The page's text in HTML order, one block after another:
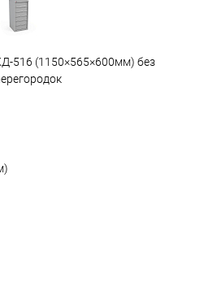
516 (1150×565×600мм) без